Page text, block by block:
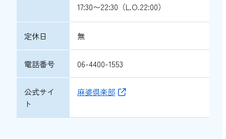
17:30〜22:30（L.O.22:00）
定休日 無
電話番号 06-4400-1553
公式サイ
ト
麻婆倶楽部